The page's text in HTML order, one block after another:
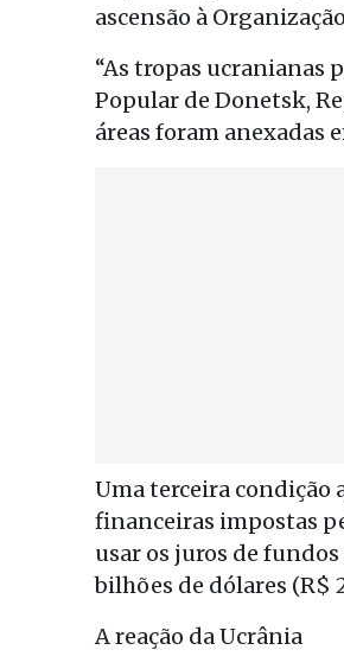
ascensão à
“As tropas ucranianas
Popular de Donetsk,
áreas foram anexadas
Uma terceira condição
financeiras impostas
usar os juros de
bilhões de dólares (R$
A reação da Ucrânia